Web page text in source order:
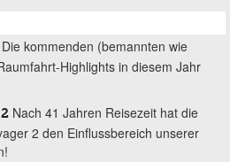
Die kommenden (bemannten wie
Highlights in diesem Jahr
Nach 41 Jahren Reisezeit hat die
2 den Einflussbereich unserer